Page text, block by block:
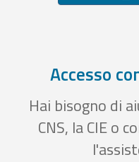
Accesso
Hai bisogno di
CNS, la CIE o